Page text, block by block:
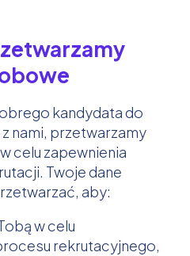
kandydata do
nami, przetwarzamy
celu zapewnienia
Twoje dane
aby:
w celu
rekrutacyjnego,